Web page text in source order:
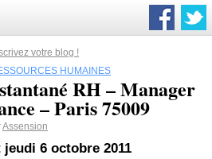
votre blog !
HUMAINES
RH – Manager
– Paris 75009
Assension
6 octobre 2011